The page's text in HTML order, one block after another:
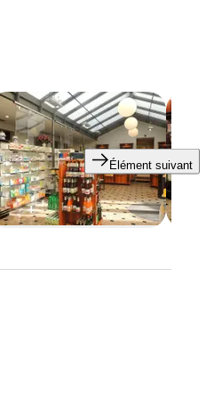
Élément suivant